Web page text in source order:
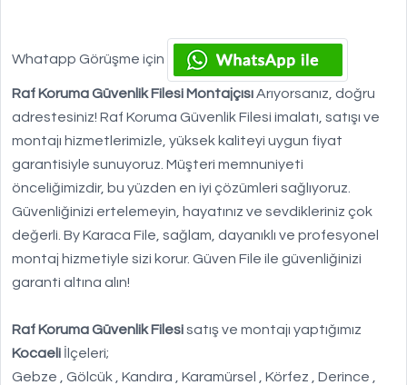
Whatapp Görüşme için
Raf Koruma Güvenlik Filesi MontajçısıArıyorsanız, doğru
adrestesiniz! Raf Koruma Güvenlik Filesi imalatı, satışı ve
montajı hizmetlerimizle, yüksek kaliteyi uygun fiyat
garantisiyle sunuyoruz. Müşteri memnuniyeti
önceliğimizdir, bu yüzden en iyi çözümleri sağlıyoruz.
Güvenliğinizi ertelemeyin, hayatınız ve sevdikleriniz çok
değerli. By Karaca File, sağlam, dayanıklı ve profesyonel
montaj hizmetiyle sizi korur. Güven File ile güvenliğinizi
garanti altına alın!
Raf Koruma Güvenlik Filesisatış ve montajı yaptığımız
Kocaeli İlçeleri;
Gebze , Gölcük , Kandıra , Karamürsel , Körfez , Derince ,